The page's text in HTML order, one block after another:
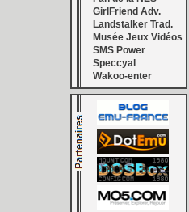
GirlFriend Adv.
Landstalker Trad.
Musée Jeux Vidéos
SMS Power
Speccyal
Wakoo-enter